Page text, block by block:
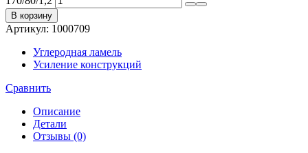
В корзину
Артикул: 1000709
Углеродная ламель
Усиление конструкций
Сравнить
Описание
Детали
Отзывы (0)